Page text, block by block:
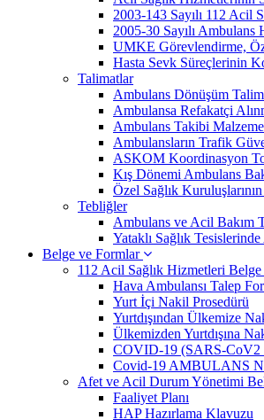
2003-143 Sayılı 112 Acil
2005-30 Sayılı
UMKE Görevlendirme,
Hasta Sevk Süreçlerinin
Talimatlar
Ambulans Dönüşüm
Ambulansa Refakatçi
Ambulans Takibi
Ambulansların Trafik
ASKOM Koordinasyon
Kış Dönemi Ambulans
Özel Sağlık
Tebliğler
Ambulans ve Acil Bakım
Yataklı Sağlık
Belge ve Formlar
112 Acil Sağlık Hizmetleri
Hava Ambulansı Talep
Yurt İçi Nakil Prosedürü
Yurtdışından Ülkemize
Ülkemizden Yurtdışına
COVID-19 (SARS-
Covid-19 AMBULANS
Afet ve Acil Durum Yönetimi
Faaliyet Planı
HAP Hazırlama Klavuzu